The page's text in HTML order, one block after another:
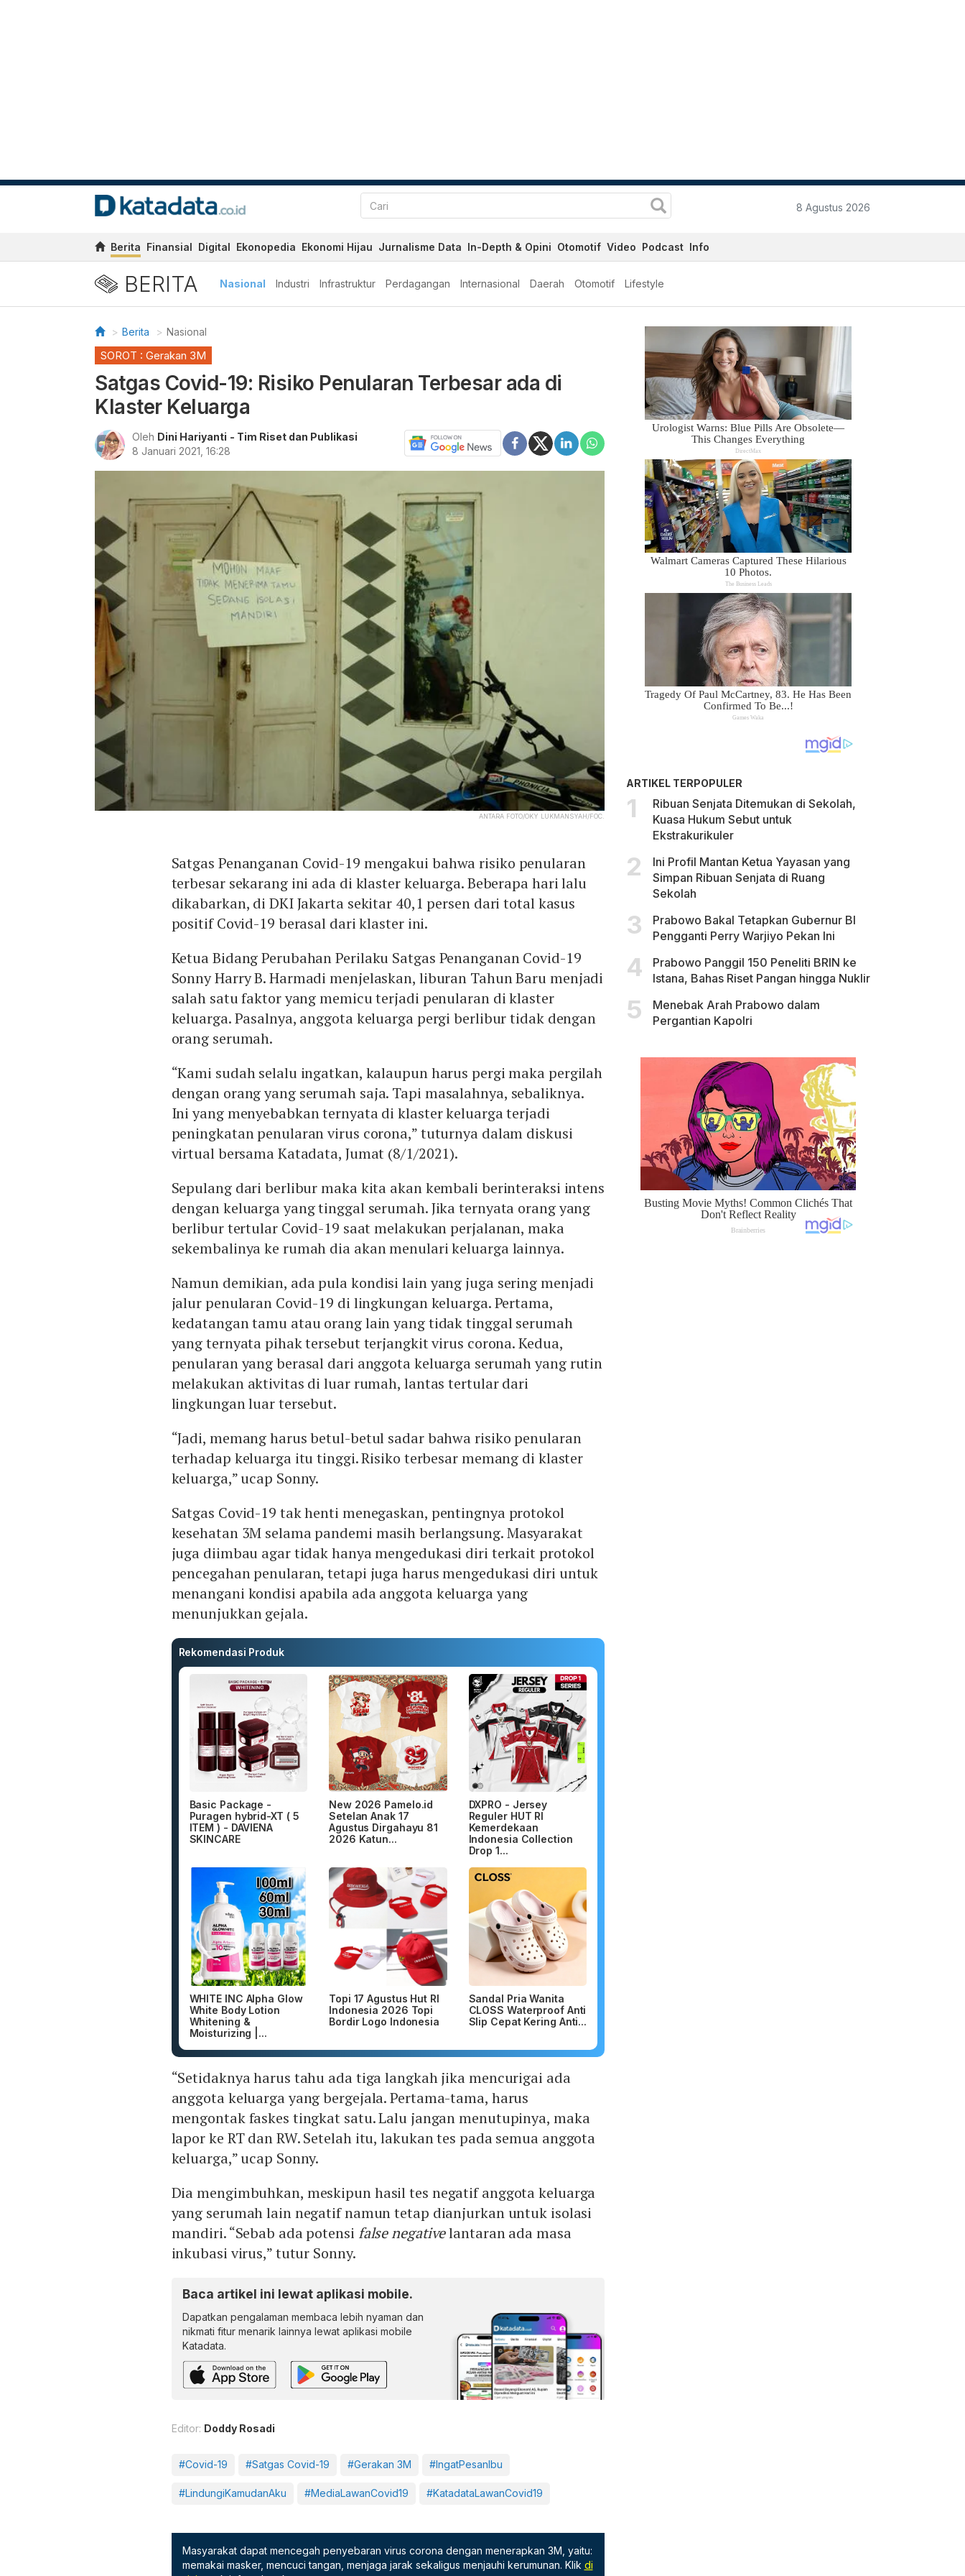
8 Agustus 2026
Berita Finansial Digital Ekonopedia Ekonomi Hijau Jurnalisme Data In-Depth & Opini Otomotif Video Podcast Info
BERITA Nasional Industri Infrastruktur Perdagangan Internasional Daerah Otomotif Lifestyle
Berita Nasional
SOROT : Gerakan 3M
Satgas Covid-19: Risiko Penularan Terbesar ada di
Klaster Keluarga
Oleh Dini Hariyanti - Tim Riset dan Publikasi
8 Januari 2021, 16:28
ANTARA FOTO/OKY LUKMANSYAH/FOC.
Satgas Penanganan Covid-19 mengakui bahwa risiko penularan
terbesar sekarang ini ada di klaster keluarga. Beberapa hari lalu
dikabarkan, di DKI Jakarta sekitar 40,1 persen dari total kasus
positif Covid-19 berasal dari klaster ini.
Ketua Bidang Perubahan Perilaku Satgas Penanganan Covid-19
Sonny Harry B. Harmadi menjelaskan, liburan Tahun Baru menjadi
salah satu faktor yang memicu terjadi penularan di klaster
keluarga. Pasalnya, anggota keluarga pergi berlibur tidak dengan
orang serumah.
“Kami sudah selalu ingatkan, kalaupun harus pergi maka pergilah
dengan orang yang serumah saja. Tapi masalahnya, sebaliknya.
Ini yang menyebabkan ternyata di klaster keluarga terjadi
peningkatan penularan virus corona,” tuturnya dalam diskusi
virtual bersama Katadata, Jumat (8/1/2021).
Sepulang dari berlibur maka kita akan kembali berinteraksi intens
dengan keluarga yang tinggal serumah. Jika ternyata orang yang
berlibur tertular Covid-19 saat melakukan perjalanan, maka
sekembalinya ke rumah dia akan menulari keluarga lainnya.
Namun demikian, ada pula kondisi lain yang juga sering menjadi
jalur penularan Covid-19 di lingkungan keluarga. Pertama,
kedatangan tamu atau orang lain yang tidak tinggal serumah
yang ternyata pihak tersebut terjangkit virus corona. Kedua,
penularan yang berasal dari anggota keluarga serumah yang rutin
melakukan aktivitas di luar rumah, lantas tertular dari
lingkungan luar tersebut.
“Jadi, memang harus betul-betul sadar bahwa risiko penularan
terhadap keluarga itu tinggi. Risiko terbesar memang di klaster
keluarga,” ucap Sonny.
Satgas Covid-19 tak henti menegaskan, pentingnya protokol
kesehatan 3M selama pandemi masih berlangsung. Masyarakat
juga diimbau agar tidak hanya mengedukasi diri terkait protokol
pencegahan penularan, tetapi juga harus mengedukasi diri untuk
menangani kondisi apabila ada anggota keluarga yang
menunjukkan gejala.
Rekomendasi Produk
Basic Package -
Puragen hybrid-XT ( 5
ITEM ) - DAVIENA
SKINCARE
New 2026 Pamelo.id
Setelan Anak 17
Agustus Dirgahayu 81
2026 Katun...
DXPRO - Jersey
Reguler HUT RI
Kemerdekaan
Indonesia Collection
Drop 1...
WHITE INC Alpha Glow
White Body Lotion
Whitening &
Moisturizing |...
Topi 17 Agustus Hut RI
Indonesia 2026 Topi
Bordir Logo Indonesia
Sandal Pria Wanita
CLOSS Waterproof Anti
Slip Cepat Kering Anti...
“Setidaknya harus tahu ada tiga langkah jika mencurigai ada
anggota keluarga yang bergejala. Pertama-tama, harus
mengontak faskes tingkat satu. Lalu jangan menutupinya, maka
lapor ke RT dan RW. Setelah itu, lakukan tes pada semua anggota
keluarga,” ucap Sonny.
Dia mengimbuhkan, meskipun hasil tes negatif anggota keluarga
yang serumah lain negatif namun tetap dianjurkan untuk isolasi
mandiri. “Sebab ada potensi false negativelantaran ada masa
inkubasi virus,” tutur Sonny.
Baca artikel ini lewat aplikasi mobile.
Dapatkan pengalaman membaca lebih nyaman dan
nikmati fitur menarik lainnya lewat aplikasi mobile
Katadata.
Editor: Doddy Rosadi
#Covid-19 #Satgas Covid-19 #Gerakan 3M #IngatPesanIbu
#LindungiKamudanAku #MediaLawanCovid19 #KatadataLawanCovid19
Masyarakat dapat mencegah penyebaran virus corona dengan menerapkan 3M, yaitu:
memakai masker, mencuci tangan, menjaga jarak sekaligus menjauhi kerumunan. Klik di
ARTIKEL TERPOPULER
Ribuan Senjata Ditemukan di Sekolah,
Kuasa Hukum Sebut untuk
Ekstrakurikuler
Ini Profil Mantan Ketua Yayasan yang
Simpan Ribuan Senjata di Ruang
Sekolah
Prabowo Bakal Tetapkan Gubernur BI
Pengganti Perry Warjiyo Pekan Ini
Prabowo Panggil 150 Peneliti BRIN ke
Istana, Bahas Riset Pangan hingga Nuklir
Menebak Arah Prabowo dalam
Pergantian Kapolri